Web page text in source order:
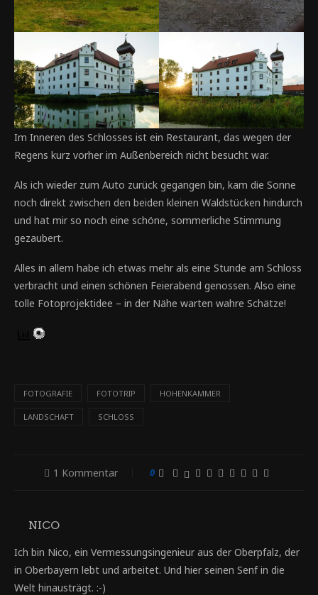
Im Inneren des Schlosses ist ein Restaurant, das wegen der
Regens kurz vorher im Außenbereich nicht besucht war.
Als ich wieder zum Auto zurück gegangen bin, kam die Sonne
noch direkt zwischen den beiden kleinen Waldstücken hindurch
und hat mir so noch eine schöne, sommerliche Stimmung
gezaubert.
Alles in allem habe ich etwas mehr als eine Stunde am Schloss
verbracht und einen schönen Feierabend genossen. Also eine
tolle Fotoprojektidee – in der Nähe warten wahre Schätze!
FOTOGRAFIE FOTOTRIP HOHENKAMMER
LANDSCHAFT SCHLOSS
1 Kommentar 0
NICO
Ich bin Nico, ein Vermessungsingenieur aus der Oberpfalz, der
in Oberbayern lebt und arbeitet. Und hier seinen Senf in die
Welt hinausträgt. :-)